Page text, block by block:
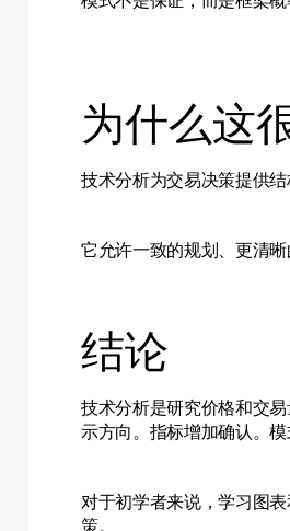
为什么这
技术分析为交易决策提供
它允许一致的规划、更清
结论
技术分析是研究价格和交
示方向。指标增加确认。模
对于初学者来说，学习图
策。